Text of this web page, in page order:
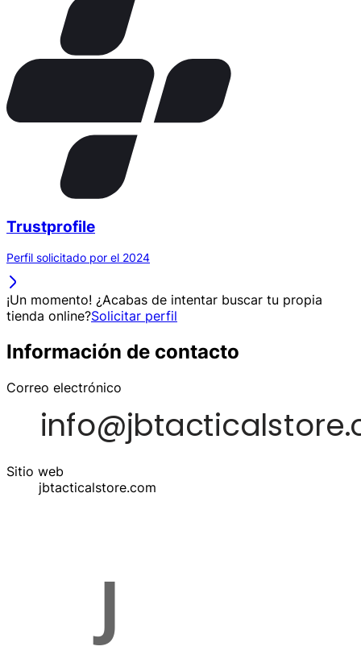
Trustprofile
Perfil solicitado por el 2024
¡Un momento! ¿Acabas de intentar buscar tu propia
tienda online?Solicitar perfil
Información de contacto
Correo electrónico
Sitio web
jbtacticalstore.com